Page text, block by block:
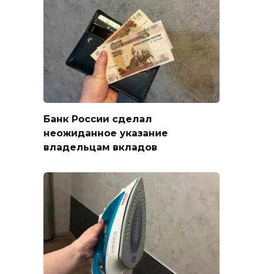
Банк России сделал
неожиданное указание
владельцам вкладов